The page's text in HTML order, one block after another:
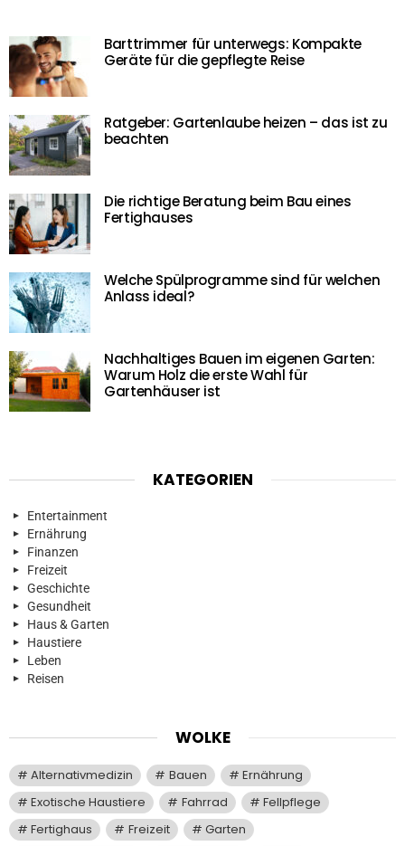
Barttrimmer für unterwegs: Kompakte
Geräte für die gepflegte Reise
Ratgeber: Gartenlaube heizen – das ist zu
beachten
Die richtige Beratung beim Bau eines
Fertighauses
Welche Spülprogramme sind für welchen
Anlass ideal?
Nachhaltiges Bauen im eigenen Garten:
Warum Holz die erste Wahl für
Gartenhäuser ist
KATEGORIEN
Entertainment
Ernährung
Finanzen
Freizeit
Geschichte
Gesundheit
Haus & Garten
Haustiere
Leben
Reisen
WOLKE
Alternativmedizin Bauen
Ernährung
Exotische Haustiere
Fahrrad
Fellpflege
Fertighaus
Freizeit
Garten